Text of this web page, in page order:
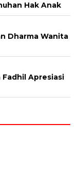
Hak Anak
Dharma Wanita
Fadhil Apresiasi